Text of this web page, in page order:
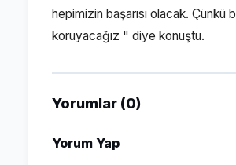
hepimizin başarısı olacak. Çünkü
koruyacağız " diye konuştu.
Yorumlar (0)
Yorum Yap